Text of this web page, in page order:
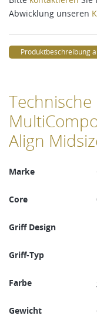
Abwicklung unseren
Produktbeschreibung
Align
Marke
Core
Griff Design
Griff-Typ
Farbe
Gewicht